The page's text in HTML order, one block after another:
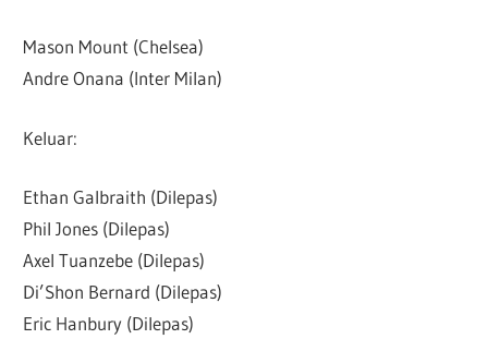
Mason Mount (Chelsea)
Andre Onana (Inter Milan)
Keluar:
Ethan Galbraith (Dilepas)
Phil Jones (Dilepas)
Axel Tuanzebe (Dilepas)
Di’Shon Bernard (Dilepas)
Eric Hanbury (Dilepas)